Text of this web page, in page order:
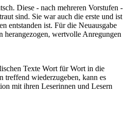
Diese - nach mehreren Vorstufen -
sind. Sie war auch die erste und ist
entstanden ist. Für die Neuausgabe
herangezogen, wertvolle Anregungen
Texte Wort für Wort in die
treffend wiederzugeben, kann es
mit ihren Leserinnen und Lesern